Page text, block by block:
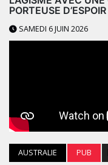
PORTEUSE D’ESPOIR
SAMEDI 6 JUIN 2026
AUSTRALIE PUB